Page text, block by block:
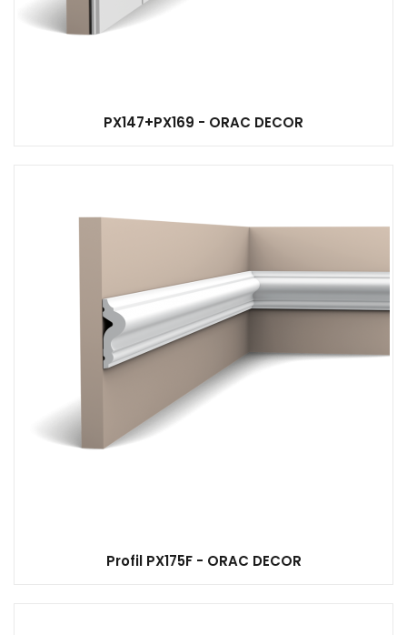
PX147+PX169 - ORAC DECOR
Profil PX175F - ORAC DECOR